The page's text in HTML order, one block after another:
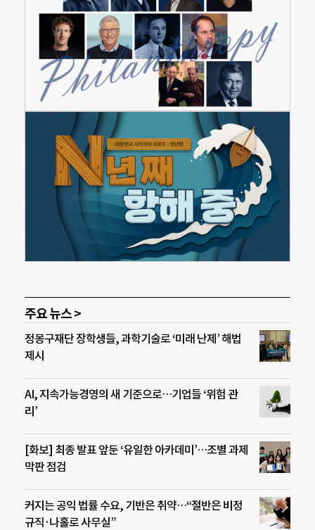
주요 뉴스 >
정몽구재단 장학생들, 과학기술로 ‘미래 난제’ 해법
제시
AI, 지속가능경영의 새 기준으로…기업들 ‘위험 관
리’
[화보] 최종 발표 앞둔 ‘유일한 아카데미’…조별 과제
막판 점검
커지는 공익 법률 수요, 기반은 취약…“절반은 비정
규직·나홀로 사무실”